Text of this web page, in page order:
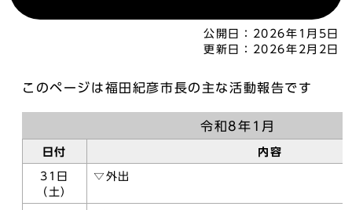
公開日：
2026年1月5日
更新日：
2026年2月2日
このページは福田紀彦市長の主な活動報告です
令和8年1月
日付 内容
31日
（土）
▽外出